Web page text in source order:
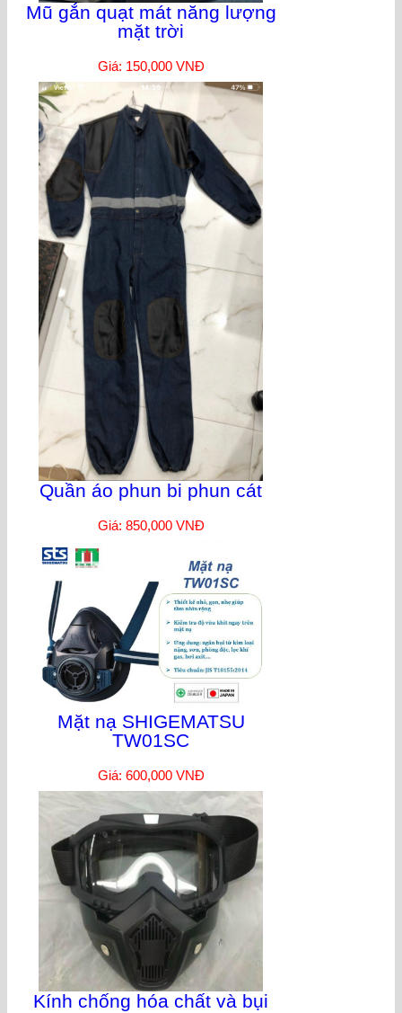
Mũ gắn quạt mát năng lượng
mặt trời
Giá: 150,000 VNĐ
Quần áo phun bi phun cát
Giá: 850,000 VNĐ
Mặt nạ SHIGEMATSU
TW01SC
Giá: 600,000 VNĐ
Kính chống hóa chất và bụi